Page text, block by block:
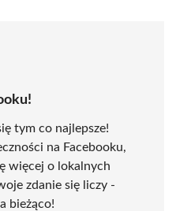
tym co najlepsze!
na Facebooku,
więcej o lokalnych
zdanie się liczy -
bieżąco!